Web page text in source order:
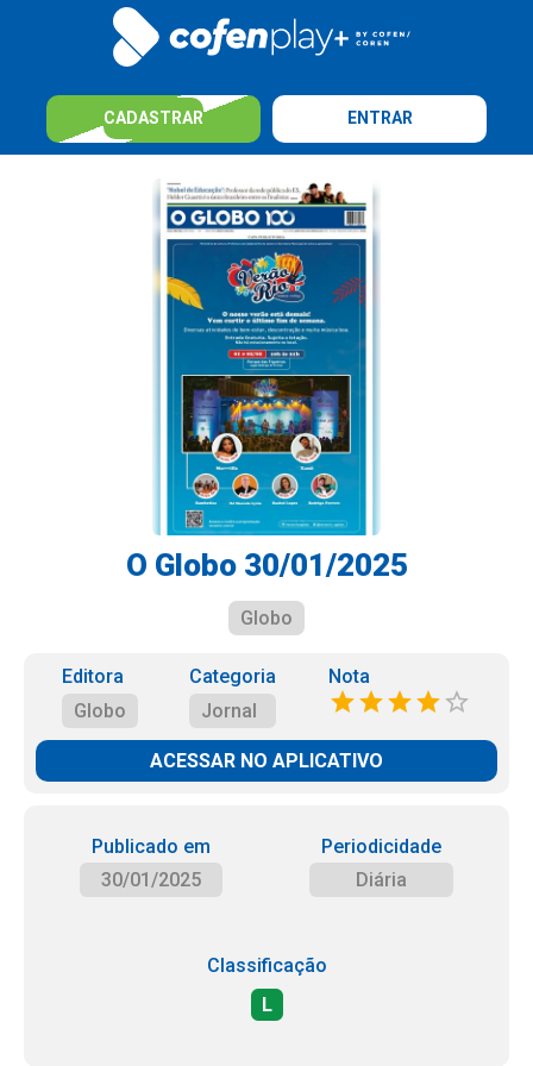
CADASTRAR ENTRAR
O Globo 30/01/2025
Globo
Editora
Globo
Categoria
Jornal
Nota
ACESSAR NO APLICATIVO
Publicado em
30/01/2025
Periodicidade
Diária
Classificação
L